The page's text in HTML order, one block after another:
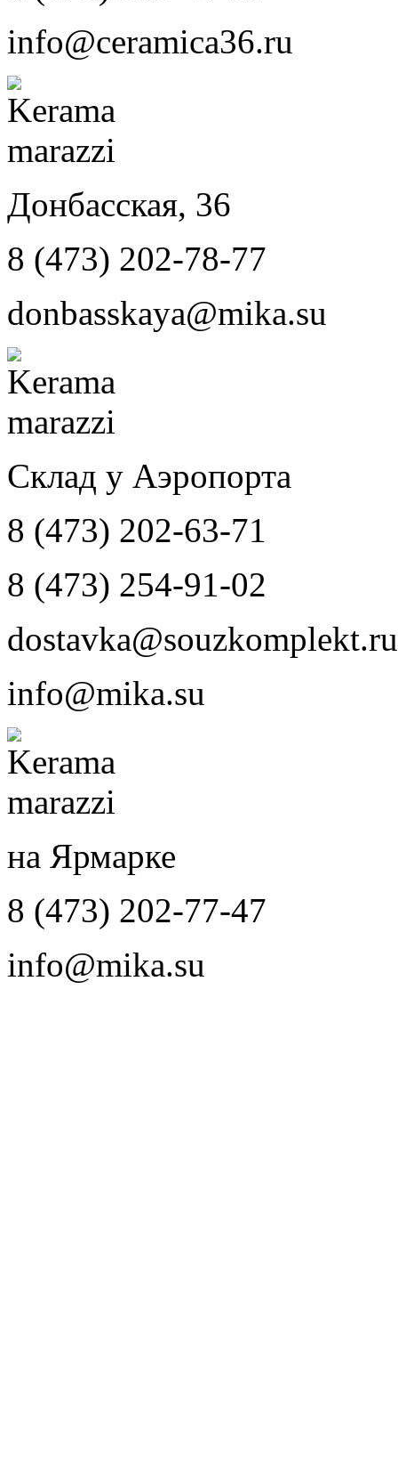
info@ceramica36.ru
Донбасская, 36
8 (473) 202-78-77
donbasskaya@mika.su
Склад у Аэропорта
8 (473) 202-63-71
8 (473) 254-91-02
dostavka@souzkomplekt.ru
info@mika.su
на Ярмарке
8 (473) 202-77-47
info@mika.su